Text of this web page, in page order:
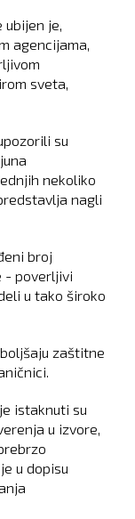
ubijen je,
agencijama,
sveta,
su
nekoliko
nagli
broj
- poverljivi
u tako široko
zaštitne
istaknuti su
u izvore,
u dopisu